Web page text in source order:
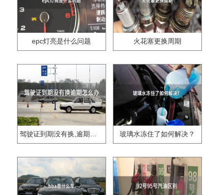
epc灯亮是什么问题 火花塞更换周期
驾驶证到期没有换,逾期怎么办?? 玻璃水冻住了如何解决？